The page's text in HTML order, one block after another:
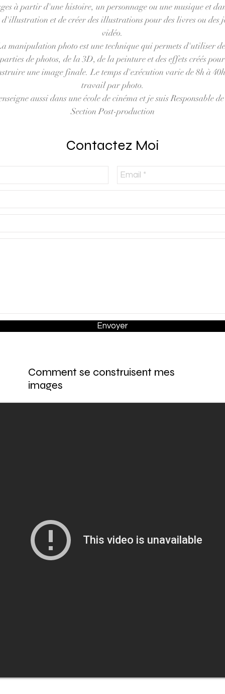
à partir d'une histoire, un personnage ou une musique et
et de créer des illustrations pour des livres ou des
vidéo.
manipulation photo est une technique qui permets d'utiliser
parties de photos, de la 3D, de la peinture et des effets créés pour
une image finale. Le temps d'exécution varie de 8h à
travail par photo.
aussi dans une école de cinéma et je suis Responsable
Section Post-production
Contactez Moi
Envoyer
Comment se construisent mes
images